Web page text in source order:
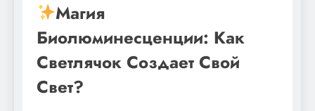
Магия
Биолюминесценции: Как
Светлячок Создает Свой
Свет?